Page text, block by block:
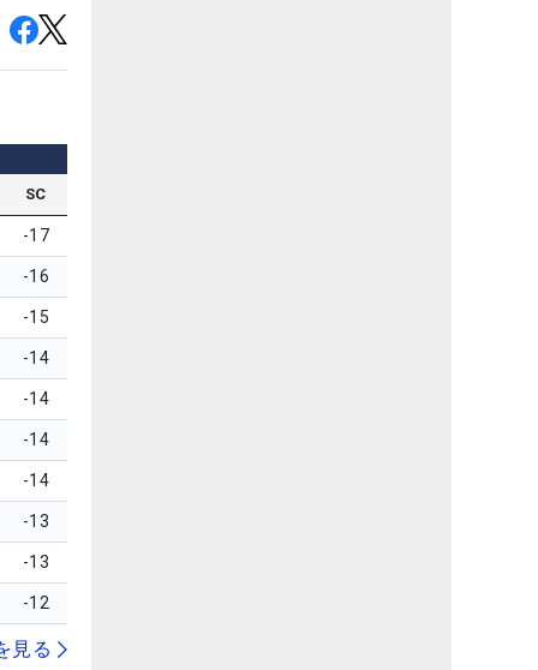
SC
-17
-16
-15
-14
-14
-14
-14
-13
-13
-12
見る